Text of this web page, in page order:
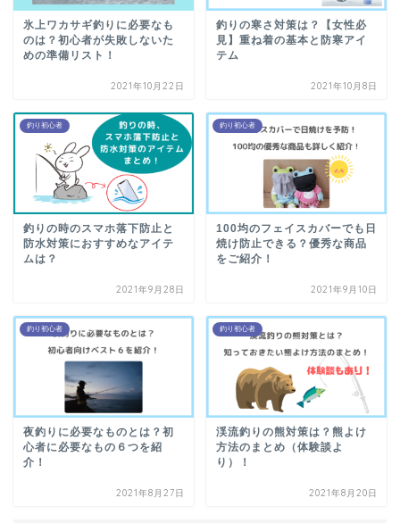
氷上ワカサギ釣りに必要なも
のは？初心者が失敗しないた
めの準備リスト！
2021年10月22日
釣りの寒さ対策は？【女性必
見】重ね着の基本と防寒アイ
テム
2021年10月8日
釣り初心者
釣りの時のスマホ落下防止と
防水対策におすすめなアイテ
ムは？
2021年9月28日
釣り初心者
100均のフェイスカバーでも日
焼け防止できる？優秀な商品
をご紹介！
2021年9月10日
釣り初心者
夜釣りに必要なものとは？初
心者に必要なもの６つを紹
介！
2021年8月27日
釣り初心者
渓流釣りの熊対策は？熊よけ
方法のまとめ（体験談よ
り）！
2021年8月20日